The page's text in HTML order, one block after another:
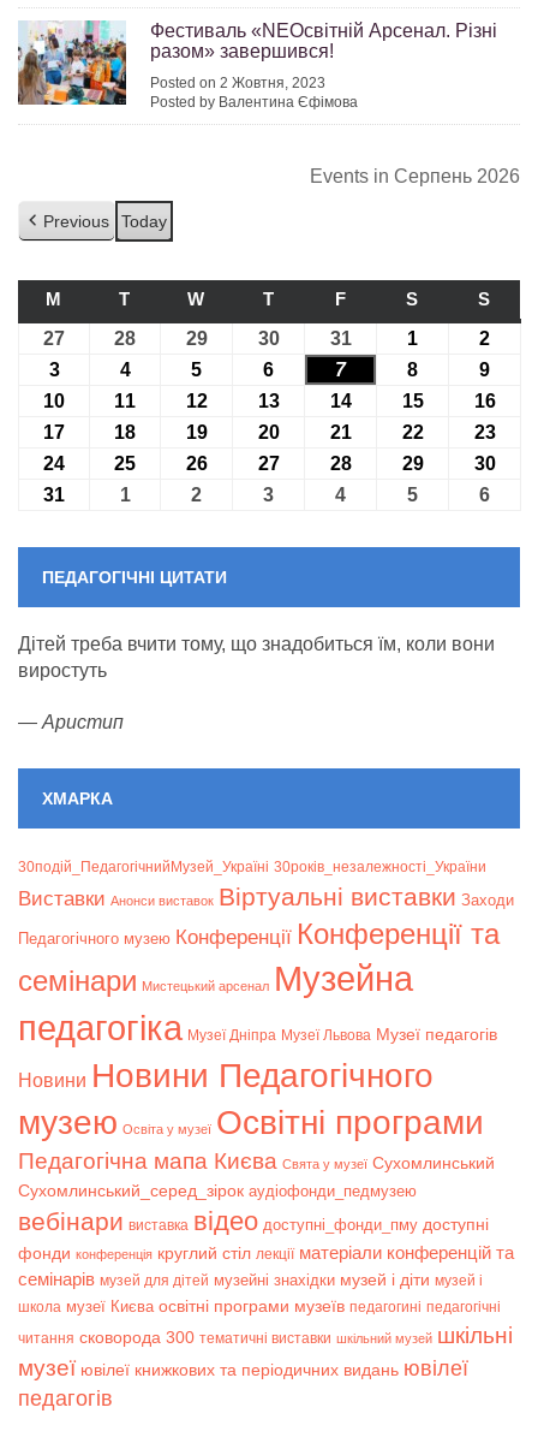
Фестиваль «NEOсвітній Арсенал. Різні
разом» завершився!
Posted on 2 Жовтня, 2023
Posted by Валентина Єфімова
Events in Серпень 2026
Previous Today
M ПОНЕДІЛОК
T ВІВТОРОК
W СЕРЕДА
TЧЕТВЕР
FП’ЯТНИЦЯ
S СУБОТА
S
27 27.07.2026
28 28.07.2026
2929.07.2026
3030.07.2026
3131.07.2026
1 01.08.2026
2
303.08.2026
404.08.2026
5 05.08.2026
6 06.08.2026
707.08.2026
8 08.08.2026
9
10 10.08.2026
11 11.08.2026
1212.08.2026
1313.08.2026
1414.08.2026
1515.08.2026
16
17 17.08.2026
18 18.08.2026
1919.08.2026
2020.08.2026
2121.08.2026
2222.08.2026
23
24 24.08.2026
25 25.08.2026
2626.08.2026
2727.08.2026
2828.08.2026
2929.08.2026
30
31 31.08.2026
101.09.2026
2 02.09.2026
3 03.09.2026
4 04.09.2026
5 05.09.2026
6
ПЕДАГОГІЧНІ ЦИТАТИ
Дітей треба вчити тому, що знадобиться їм, коли вони
виростуть
— Аристип
ХМАРКА
30подій_ПедагогічнийМузей_Україні 30років_незалежності_України
Bиставки Анонси виставок Віртуальні виставки Заходи
Педагогічного музею Конференції Конференції та
семінари Мистецький арсенал Музейна
педагогіка Музеї Дніпра Музеї Львова Музеї педагогів
Новини Новини Педагогічного
музею Освіта у музеї Освітні програми
Педагогічна мапа Києва Свята у музеї Сухомлинський
Сухомлинський_серед_зірок аудіофонди_педмузею
вебінари виставка відео доступні_фонди_пму доступні
фонди конференція круглий стіл лекції матеріали конференцій та
семінарів музей для дітей музейні знахідки музей і діти музей і
школа музеї Києва освітні програми музеїв педагогині педагогічні
читання сковорода 300 тематичні виставки шкільний музей шкільні
музеї ювілеї книжкових та періодичних видань ювілеї
педагогів